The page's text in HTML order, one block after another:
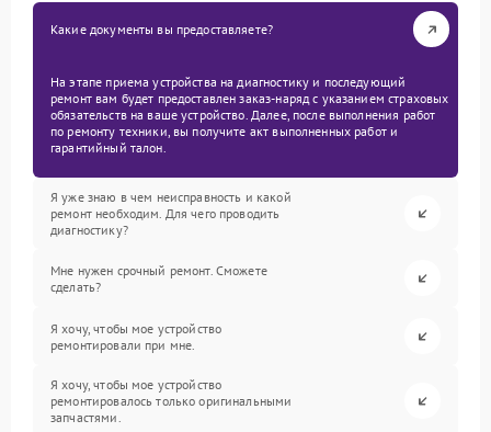
Какие документы вы предоставляете?
На этапе приема устройства на диагностику и последующий
ремонт вам будет предоставлен заказ-наряд с указанием страховых
обязательств на ваше устройство. Далее, после выполнения работ
по ремонту техники, вы получите акт выполненных работ и
гарантийный талон.
Я уже знаю в чем неисправность и какой
ремонт необходим. Для чего проводить
диагностику?
Мне нужен срочный ремонт. Сможете
сделать?
Я хочу, чтобы мое устройство
ремонтировали при мне.
Я хочу, чтобы мое устройство
ремонтировалось только оригинальными
запчастями.